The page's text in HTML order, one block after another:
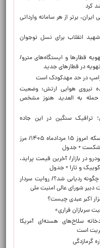
ایران، برتر از هر سامانه وارداتی
انقلاب برای نسل نوجوان
قطارها و ایستگاه‌های مترو/
در قطارهای جدید
در حد مهدکودک است
نیروی هوایی ارتش: وضعیت
حمله به العدید هنوز مشخص
ترافیک سنگین در این جاده
قیمت جدید طلا و سکه امروز ۱۵ مردادماه ۱۴۰۵/ مرز
شکست + جدول
در بازار/ آخرین قیمت پراید،
و تارا + جدول
ردیابی شد؟/ روایت سردار
دبیر شورای عالی امنیت ملی
اکبر عبدی چیست؟
سربازان فراری»
سلاح‌های هسته‌ای آمریکا
است
گرمازدگی